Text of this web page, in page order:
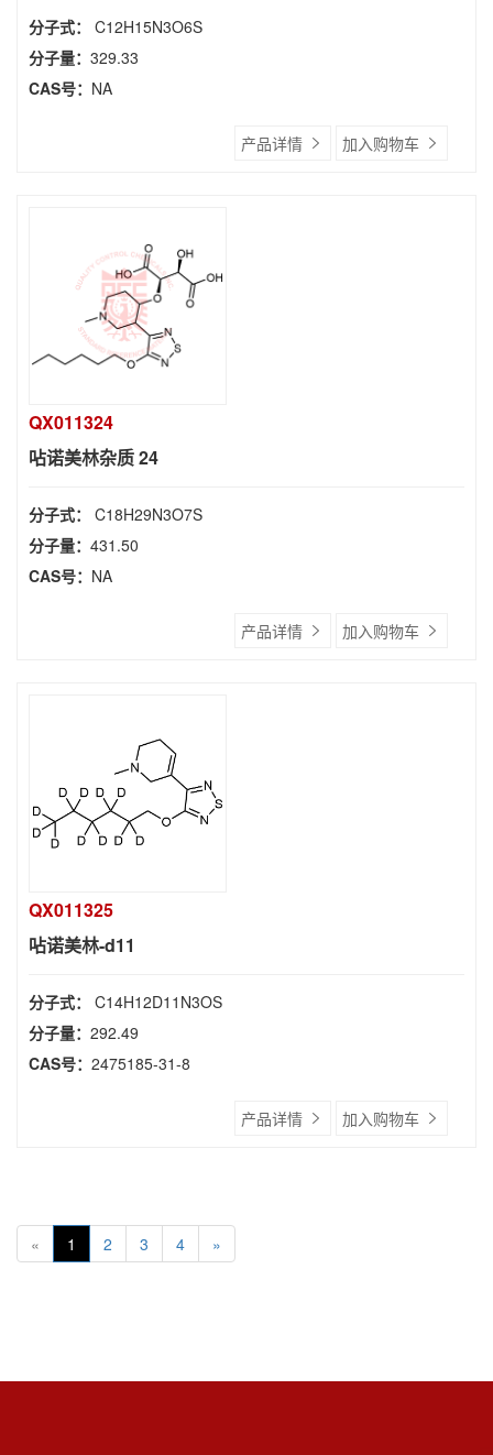
分子式： C12H15N3O6S
分子量： 329.33
CAS号： NA
产品详情 加入购物车
QX011324
呫诺美林杂质 24
分子式： C18H29N3O7S
分子量： 431.50
CAS号： NA
产品详情 加入购物车
QX011325
呫诺美林-d11
分子式： C14H12D11N3OS
分子量： 292.49
CAS号： 2475185-31-8
产品详情 加入购物车
« 1 2 3 4 »